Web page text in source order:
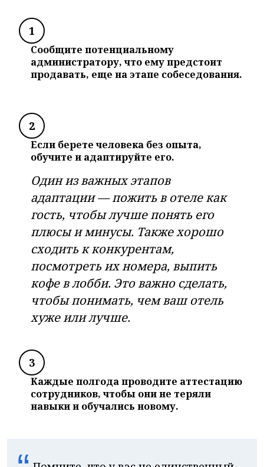
1
Сообщите потенциальному
администратору, что ему предстоит
продавать, еще на этапе собеседования.
2
Если берете человека без опыта,
обучите и адаптируйте его.
Один из важных этапов
адаптации — пожить в отеле как
гость, чтобы лучше понять его
плюсы и минусы. Также хорошо
сходить к конкурентам,
посмотреть их номера, выпить
кофе в лобби. Это важно сделать,
чтобы понимать, чем ваш отель
хуже или лучше.
3
Каждые полгода проводите аттестацию
сотрудников, чтобы они не теряли
навыки и обучались новому.